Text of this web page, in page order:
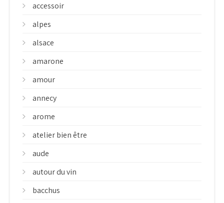
accessoir
alpes
alsace
amarone
amour
annecy
arome
atelier bien être
aude
autour du vin
bacchus